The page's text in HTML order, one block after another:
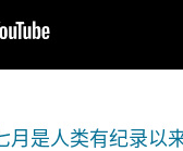
月是人类有纪录以